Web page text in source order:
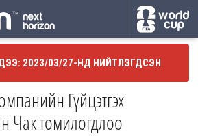
2023/03/27-НД НИЙТЛЭГДСЭН
Гүйцэтгэх
Чак томилогдлоо